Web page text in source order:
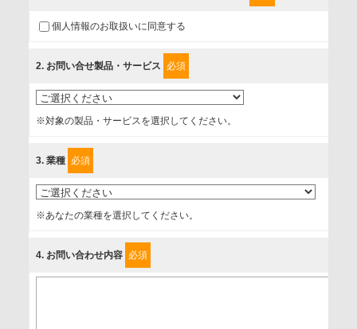
に取扱い、これらで定める範囲内で、サービスの提供やご案
内等のために利用させていただいております。
情報を提供されるお客様（本人）に対して、情報の収集目
的、管理者、提供の有無、情報提供の任意性や権利について
確認し、当社への情報提供がお客様の懸念にならないよう
上げます。
事業者名
個人情報保護責任者
個人情報のお取扱いに同意する
2. お問い合せ製品・サービス 必須
※対象の製品・サービスを選択してください。
3. 業種 必須
※あなたの業種を選択してください。
4. お問い合わせ内容 必須